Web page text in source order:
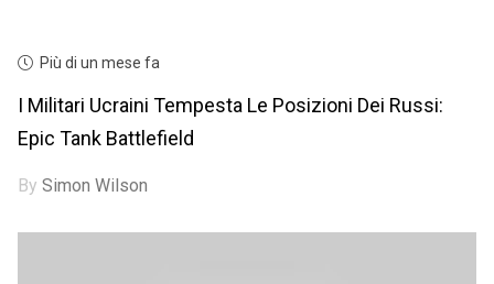
Più di un mese fa
I Militari Ucraini Tempesta Le Posizioni Dei Russi:
Epic Tank Battlefield
BySimon Wilson